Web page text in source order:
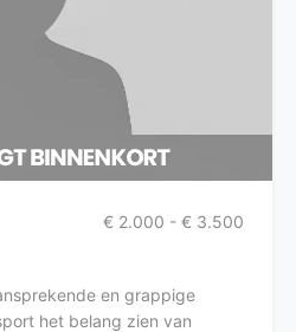
€ 2.000 - € 3.500
en grappige
het belang zien van